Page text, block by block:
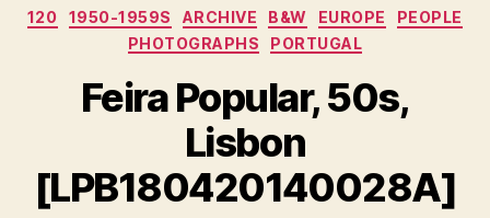
Categorias
120 1950-1959S ARCHIVE B&W EUROPE
PEOPLE
PHOTOGRAPHS
PORTUGAL
Feira Popular, 50s,
Lisbon
[LPB180420140028A]